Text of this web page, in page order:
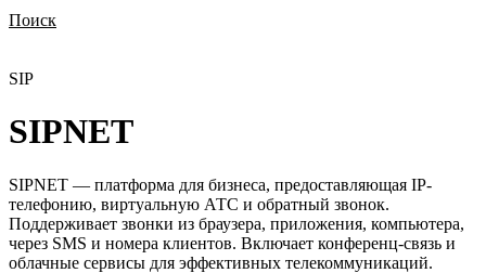
Поиск
SIP
SIPNET
SIPNET — платформа для бизнеса, предоставляющая IP-
телефонию, виртуальную АТС и обратный звонок.
Поддерживает звонки из браузера, приложения, компьютера,
через SMS и номера клиентов. Включает конференц-связь и
облачные сервисы для эффективных телекоммуникаций.